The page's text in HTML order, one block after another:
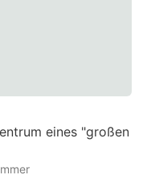
eines "großen